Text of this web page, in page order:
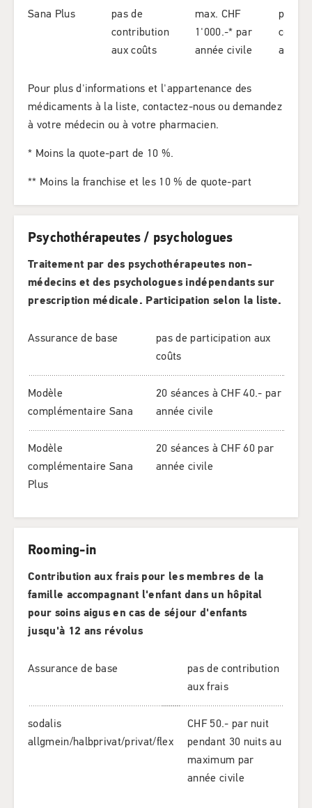
Sana Plus
pas de
contribution
aux coûts
max. CHF
1'000.-* par
année civile
pas de
aux
Pour plus d'informations et l'appartenance des
médicaments à la liste, contactez-nous ou demandez
à votre médecin ou à votre pharmacien.
* Moins la quote-part de 10 %.
** Moins la franchise et les 10 % de quote-part
Psychothérapeutes / psychologues
Traitement par des psychothérapeutes non-
médecins et des psychologues indépendants sur
prescription médicale. Participation selon la liste.
Assurance de base
pas de participation aux
coûts
Modèle
complémentaire Sana
20 séances à CHF 40.- par
année civile
Modèle
complémentaire Sana
Plus
20 séances à CHF 60 par
année civile
Rooming-in
Contribution aux frais pour les membres de la
famille accompagnant l'enfant dans un hôpital
pour soins aigus en cas de séjour d'enfants
jusqu'à 12 ans révolus
Assurance de base
pas de contribution
aux frais
sodalis
allgmein/halbprivat/privat/flex
CHF 50.- par nuit
pendant 30 nuits au
maximum par
année civile